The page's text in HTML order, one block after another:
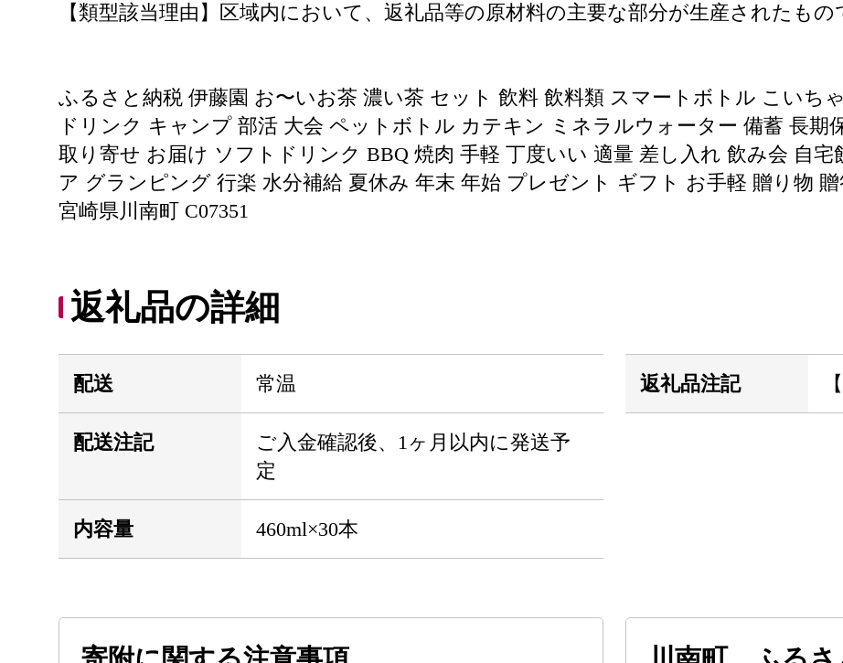
【類型該当理由】区域内において、返礼品等の原材料の主要な部分が生産されたもの
ふるさと納税 伊藤園 お〜いお茶 濃い茶 セット 飲料 飲料類 スマートボトル こいち
ドリンク キャンプ 部活 大会 ペットボトル カテキン ミネラルウォーター 備蓄 長期
取り寄せ お届け ソフトドリンク BBQ 焼肉 手軽 丁度いい 適量 差し入れ 飲み会 自
ア グランピング 行楽 水分補給 夏休み 年末 年始 プレゼント ギフト お手軽 贈り物
宮崎県川南町 C07351
返礼品の詳細
配送 常温
配送注記
ご入金確認後、1ヶ月以内に発送予
定
内容量 460ml×30本
返礼品注記